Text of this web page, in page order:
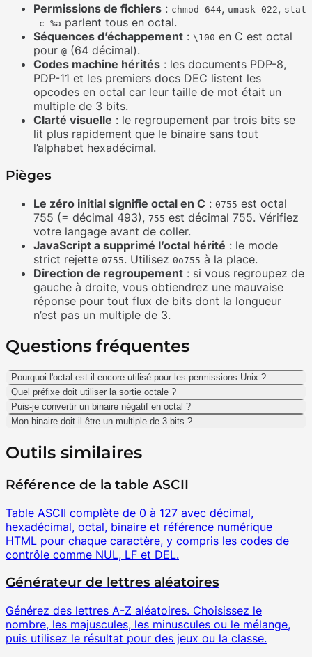
Permissions de fichiers : chmod 644, umask 022, stat
-c %a parlent tous en octal.
Séquences d’échappement : \100 en C est octal
pour @ (64 décimal).
Codes machine hérités : les documents PDP-8,
PDP-11 et les premiers docs DEC listent les
opcodes en octal car leur taille de mot était un
multiple de 3 bits.
Clarté visuelle : le regroupement par trois bits se
lit plus rapidement que le binaire sans tout
l’alphabet hexadécimal.
Pièges
Le zéro initial signifie octal en C : 0755 est octal
755 (= décimal 493), 755 est décimal 755. Vérifiez
votre langage avant de coller.
JavaScript a supprimé l’octal hérité : le mode
strict rejette 0755. Utilisez 0o755 à la place.
Direction de regroupement : si vous regroupez de
gauche à droite, vous obtiendrez une mauvaise
réponse pour tout flux de bits dont la longueur
n’est pas un multiple de 3.
Questions fréquentes
Pourquoi l'octal est-il encore utilisé pour les permissions Unix ?
Quel préfixe doit utiliser la sortie octale ?
Puis-je convertir un binaire négatif en octal ?
Mon binaire doit-il être un multiple de 3 bits ?
Outils similaires
Référence de la table ASCII
Table ASCII complète de 0 à 127 avec décimal,
hexadécimal, octal, binaire et référence numérique
HTML pour chaque caractère, y compris les codes de
contrôle comme NUL, LF et DEL.
Générateur de lettres aléatoires
Générez des lettres A-Z aléatoires. Choisissez le
nombre, les majuscules, les minuscules ou le mélange,
puis utilisez le résultat pour des jeux ou la classe.